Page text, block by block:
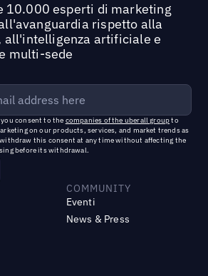
10.000 esperti di marketing
rispetto alla
all'intelligenza artificiale e
multi-sede
consent to the companies of the uberall groupto
on our products, services, and market trends as
withdraw this consent at any time without affecting the
before its withdrawal.
COMMUNITY
Eventi
News & Press